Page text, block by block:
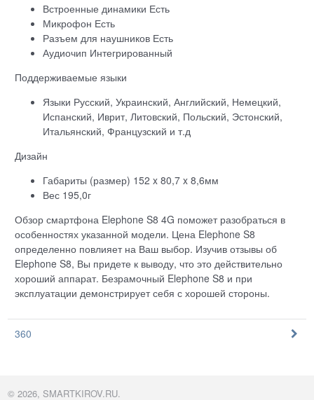
Встроенные динамики Есть
Микрофон Есть
Разъем для наушников Есть
Аудиочип Интегрированный
Поддерживаемые языки
Языки Русский, Украинский, Английский, Немецкий,
Испанский, Иврит, Литовский, Польский, Эстонский,
Итальянский, Французский и т.д
Дизайн
Габариты (размер) 152 x 80,7 x 8,6мм
Вес 195,0г
Обзор смартфона Elephone S8 4G поможет разобраться в
особенностях указанной модели. Цена Elephone S8
определенно повлияет на Ваш выбор. Изучив отзывы об
Elephone S8, Вы придете к выводу, что это действительно
хороший аппарат. Безрамочный Elephone S8 и при
эксплуатации демонстрирует себя с хорошей стороны.
360
© 2026, SMARTKIROV.RU.